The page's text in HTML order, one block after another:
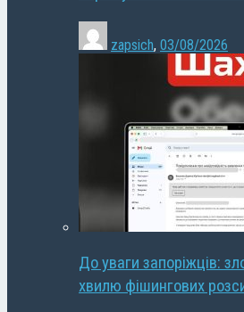
zapsich, 03/08/2026
До уваги запоріжців:
хвилю фішингових